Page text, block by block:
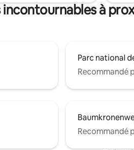
à
Parc national
Recommandé
Recommandé